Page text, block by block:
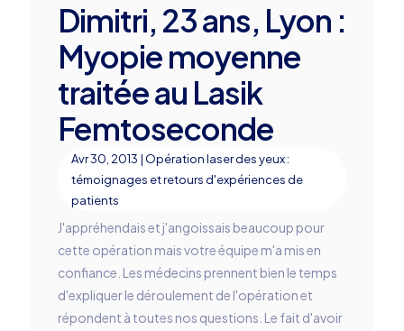
Dimitri, 23 ans, Lyon :
Myopie moyenne
traitée au Lasik
Femtoseconde
Avr 30, 2013 | Opération laser des yeux :
témoignages et retours d'expériences de
patients
J'appréhendais et j'angoissais beaucoup pour
cette opération mais votre équipe m'a mis en
confiance. Les médecins prennent bien le temps
d'expliquer le déroulement de l'opération et
répondent à toutes nos questions. Le fait d'avoir